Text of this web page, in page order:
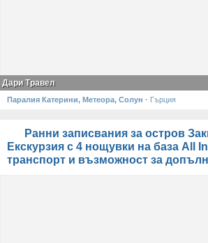
Дари Травел
Паралия Катерини, Метеора, Солун · Гърция
Ранни записвания за остров
Екскурзия с 4 нощувки на база All
транспорт и възможност за